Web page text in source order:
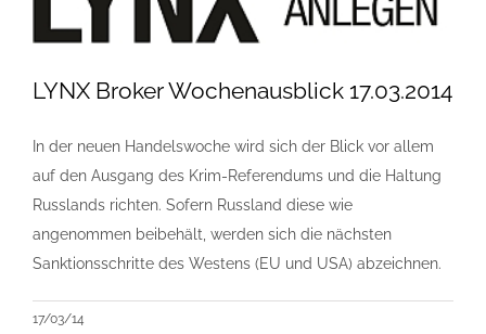
LYNX Broker Wochenausblick 17.03.2014
In der neuen Handelswoche wird sich der Blick vor allem
auf den Ausgang des Krim-Referendums und die Haltung
Russlands richten. Sofern Russland diese wie
angenommen beibehält, werden sich die nächsten
Sanktionsschritte des Westens (EU und USA) abzeichnen.
17/03/14